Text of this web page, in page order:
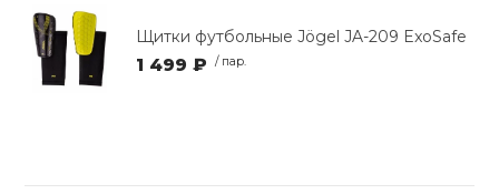
Щитки футбольные Jögel JA-209 ExoSafe
1 499 ₽ / пар.